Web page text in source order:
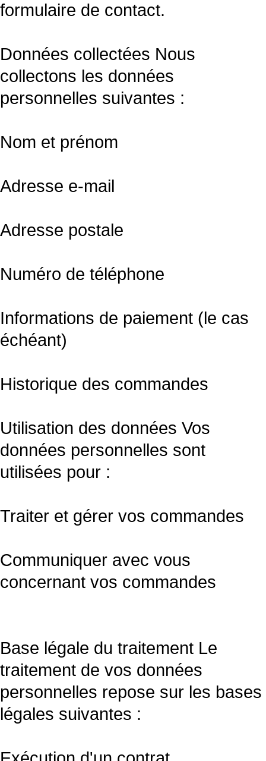
formulaire de contact.
Données collectées Nous
collectons les données
personnelles suivantes :
Nom et prénom
Adresse e-mail
Adresse postale
Numéro de téléphone
Informations de paiement (le cas
échéant)
Historique des commandes
Utilisation des données Vos
données personnelles sont
utilisées pour :
Traiter et gérer vos commandes
Communiquer avec vous
concernant vos commandes
Base légale du traitement Le
traitement de vos données
personnelles repose sur les bases
légales suivantes :